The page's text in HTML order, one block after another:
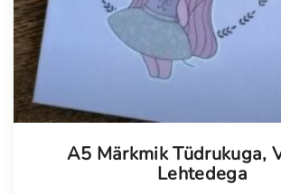
A5 Märkmik Tüdrukuga,
Lehtedega